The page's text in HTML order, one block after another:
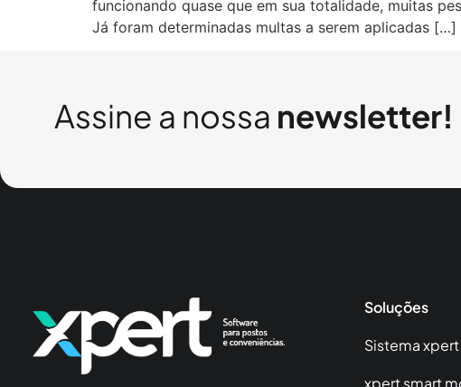
funcionando quase que em sua totalidade, muitas
Já foram determinadas multas a serem aplicadas […]
Assine a nossa newsletter!
Soluções
Sistema